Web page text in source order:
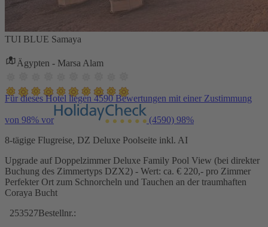
TUI BLUE Samaya
Ägypten - Marsa Alam
Für dieses Hotel liegen 4590 Bewertungen mit einer Zustimmung
von 98% vor (4590) 98%
8-tägige Flugreise, DZ Deluxe Poolseite inkl. AI
Upgrade auf Doppelzimmer Deluxe Family Pool View (bei direkter
Buchung des Zimmertyps DZX2) - Wert: ca. € 220,- pro Zimmer
Perfekter Ort zum Schnorcheln und Tauchen an der traumhaften
Coraya Bucht
253527Bestellnr.: